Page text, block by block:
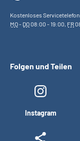
Kostenloses Servicetelefon
MO- DO08:00 - 19:00, FR
Folgen und Teilen
Instagram